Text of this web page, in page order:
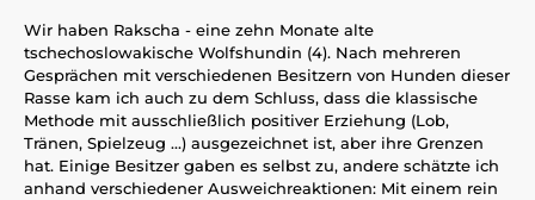
Wir haben Rakscha - eine zehn Monate alte
tschechoslowakische Wolfshundin (4). Nach mehreren
Gesprächen mit verschiedenen Besitzern von Hunden dieser
Rasse kam ich auch zu dem Schluss, dass die klassische
Methode mit ausschließlich positiver Erziehung (Lob,
Tränen, Spielzeug ...) ausgezeichnet ist, aber ihre Grenzen
hat. Einige Besitzer gaben es selbst zu, andere schätzte ich
anhand verschiedener Ausweichreaktionen: Mit einem rein